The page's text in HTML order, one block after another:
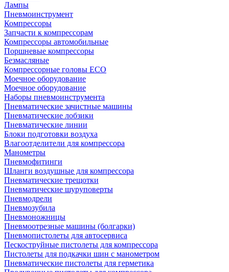
Лампы
Пневмоинструмент
Компрессоры
Запчасти к компрессорам
Компрессоры автомобильные
Поршневые компрессоры
Безмасляные
Компрессорные головы ECO
Моечное оборудование
Моечное оборудование
Наборы пневмоинструмента
Пневматические зачистные машины
Пневматические лобзики
Пневматические линии
Блоки подготовки воздуха
Влагоотделители для компрессора
Манометры
Пневмофитинги
Шланги воздушные для компрессора
Пневматические трещотки
Пневматические шуруповерты
Пневмодрели
Пневмозубила
Пневмоножницы
Пневмоотрезные машины (болгарки)
Пневмопистолеты для автосервиса
Пескоструйные пистолеты для компрессора
Пистолеты для подкачки шин с манометром
Пневматические пистолеты для герметика